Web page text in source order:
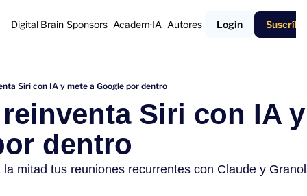
Digital Brain Sponsors Academ·IA Autores Login
Siri con IA y mete a Google por dentro
Siri con IA
dentro
mitad tus reuniones recurrentes con Claude y